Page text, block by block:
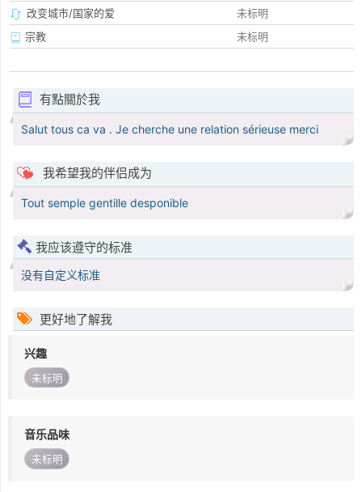
改变城市/国家的爱
未标明
宗教
未标明
有點關於我
Salut tous ca va . Je cherche une relation sérieuse merci
我希望我的伴侣成为
Tout semple gentille desponible
我应该遵守的标准
没有自定义标准
更好地了解我
兴趣
未标明
音乐品味
未标明